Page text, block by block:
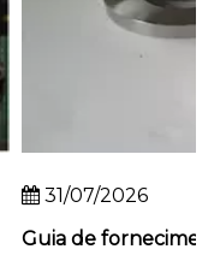
31/07/2026